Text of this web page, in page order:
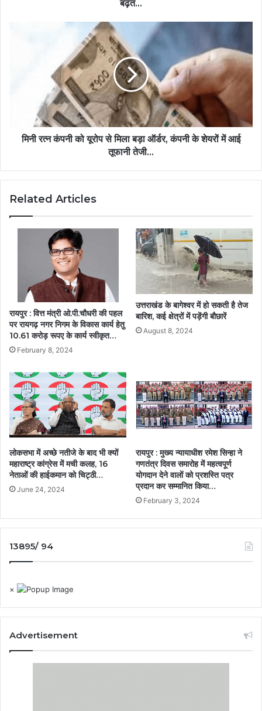
बढ़त...
मिनी रत्न कंपनी को यूरोप से मिला बड़ा ऑर्डर, कंपनी के शेयरों में आई
तूफानी तेजी...
Related Articles
रायपुर : वित्त मंत्री ओ.पी.चौधरी की पहल
पर रायगढ़ नगर निगम के विकास कार्य हेतु
10.61 करोड़ रूपए के कार्य स्वीकृत…
February 8, 2024
उत्तराखंड के बागेश्वर में हो सकती है तेज
बारिश, कई क्षेत्रों में पड़ेंगी बौछारें
August 8, 2024
लोकसभा में अच्छे नतीजे के बाद भी क्यों
महाराष्ट्र कांग्रेस में मची कलह, 16
नेताओं की हाईकमान को चिट्ठी…
June 24, 2024
रायपुर : मुख्य न्यायाधीश रमेश सिन्हा ने
गणतंत्र दिवस समारोह में महत्वपूर्ण
योगदान देने वालों को प्रशस्ति पत्र
प्रदान कर सम्मानित किया…
February 3, 2024
13895/ 94
×
Advertisement